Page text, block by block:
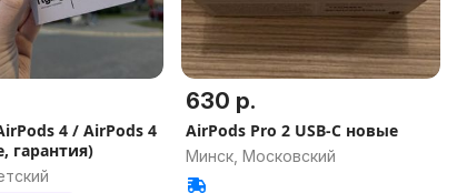
4 / AirPods 4
гарантия)
630 р.
AirPods Pro 2 USB-C новые
Минск, Московский